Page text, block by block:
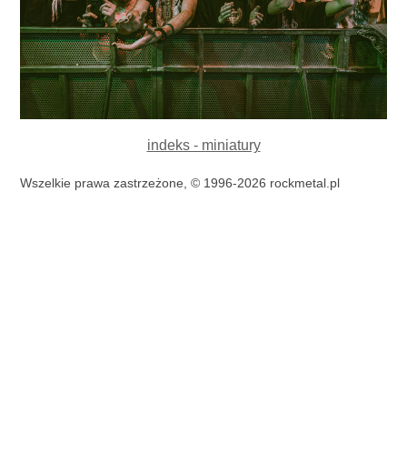
indeks - miniatury
Wszelkie prawa zastrzeżone, © 1996-2026 rockmetal.pl